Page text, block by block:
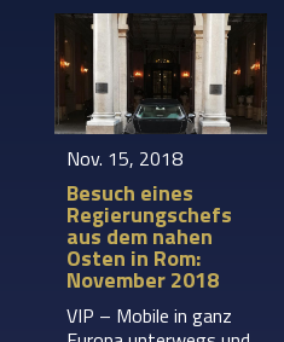
Nov. 15, 2018
Besuch eines
Regierungschefs
aus dem nahen
Osten in Rom:
November 2018
VIP – Mobile in ganz